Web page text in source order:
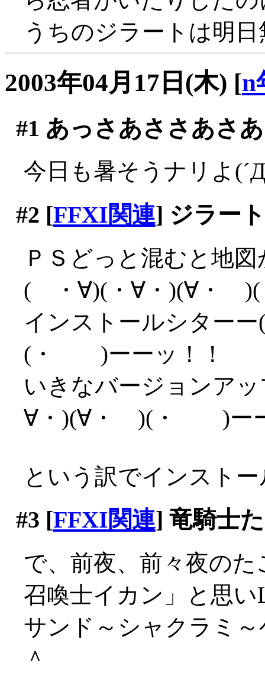
うちのジラートは明
2003年04月17日(木) [n
#1 あっさあささあさ
今日も暑そうナリよ
#2 [FFXI関連] ジラー
ＰＳどっと混むと地
( ・∀)(・∀・)(∀・
インストールシタ
(・ )ーーッ！！
いきなバージョン
∀・)(∀・ )(・ )ーー
という訳でインスト
#3 [FFXI関連] 竜騎士
で、前夜、前々夜の
召喚士イカン」と思
サンド～シャクラミ
＾